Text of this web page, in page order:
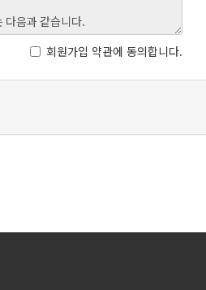
회원가입 약관에 동의합니다.